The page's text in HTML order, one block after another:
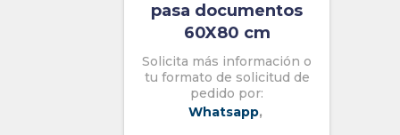
pasa documentos
60X80 cm
Solicita más información o
tu formato de solicitud de
pedido por:
Whatsapp,